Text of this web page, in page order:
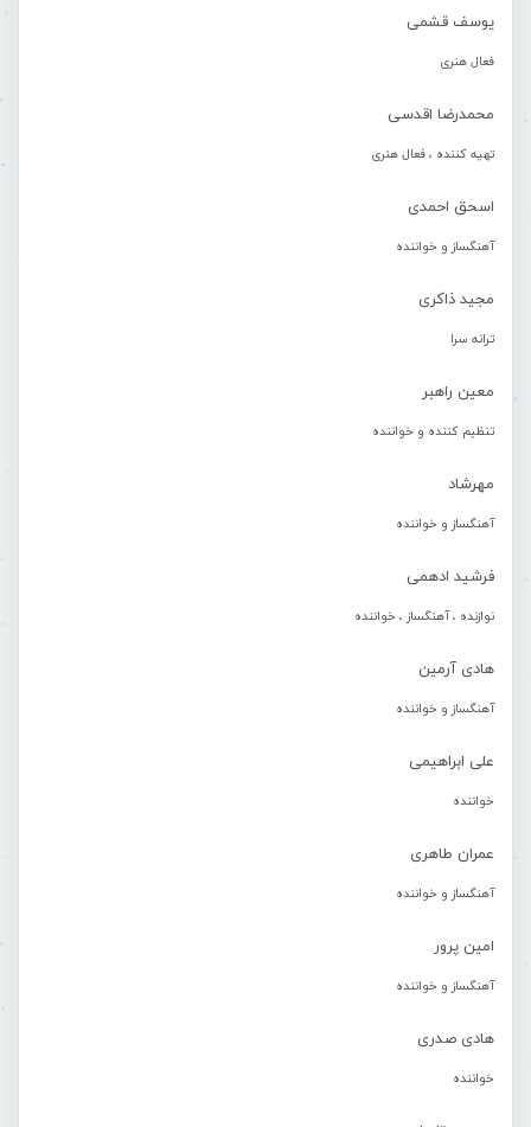
یوسف قشمی
فعال هنری
محمدرضا اقدسی
تهیه کننده ، فعال هنری
اسحق احمدی
آهنگساز و خواننده
مجید ذاکری
ترانه سرا
معین راهبر
تنظیم کننده و خواننده
مهرشاد
آهنگساز و خواننده
فرشید ادهمی
نوازنده ، آهنگساز ، خواننده
هادی آرمین
آهنگساز و خواننده
علی ابراهیمی
خواننده
عمران طاهری
آهنگساز و خواننده
امین پرور
آهنگساز و خواننده
هادی صدری
خواننده